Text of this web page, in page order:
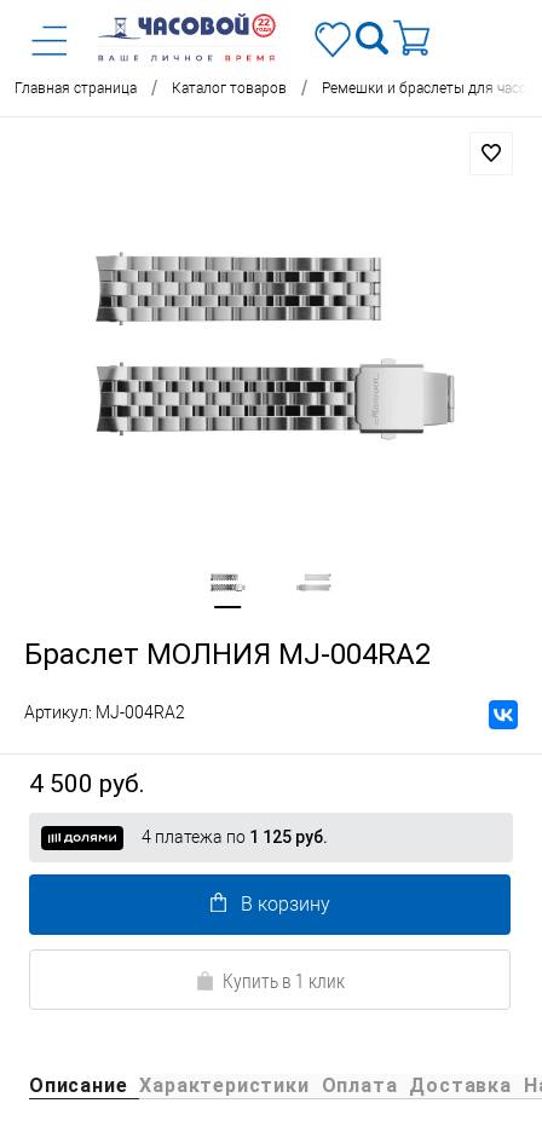
Главная страница / Каталог товаров / Ремешки и браслеты для часов
Браслет МОЛНИЯ MJ-004RA2
Артикул: MJ-004RA2
4 500 руб.
4 платежа по 1 125 руб.
В корзину
Купить в 1 клик
Описание Характеристики Оплата Доставка